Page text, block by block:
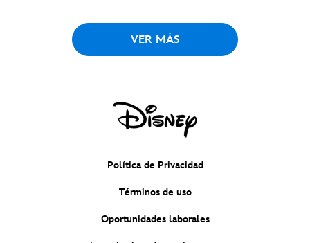
VER MÁS
Política de Privacidad
Términos de uso
Oportunidades laborales